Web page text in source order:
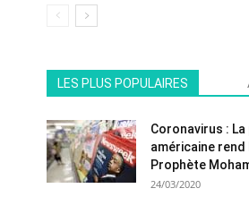
LES PLUS POPULAIRES
Coronavirus :
américaine rend
24/03/2020